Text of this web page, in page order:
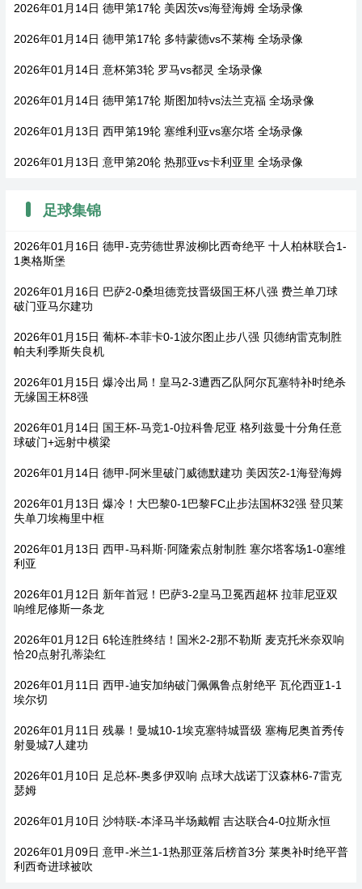
2026年01月14日 德甲第17轮 美因茨vs海登海姆 全场录像
2026年01月14日 德甲第17轮 多特蒙德vs不莱梅 全场录像
2026年01月14日 意杯第3轮 罗马vs都灵 全场录像
2026年01月14日 德甲第17轮 斯图加特vs法兰克福 全场录像
2026年01月13日 西甲第19轮 塞维利亚vs塞尔塔 全场录像
2026年01月13日 意甲第20轮 热那亚vs卡利亚里 全场录像
足球集锦
2026年01月16日 德甲-克劳德世界波柳比西奇绝平 十人柏林联合1-
1奥格斯堡
2026年01月16日 巴萨2-0桑坦德竞技晋级国王杯八强 费兰单刀球
破门亚马尔建功
2026年01月15日 葡杯-本菲卡0-1波尔图止步八强 贝德纳雷克制胜
帕夫利季斯失良机
2026年01月15日 爆冷出局！皇马2-3遭西乙队阿尔瓦塞特补时绝杀
无缘国王杯8强
2026年01月14日 国王杯-马竞1-0拉科鲁尼亚 格列兹曼十分角任意
球破门+远射中横梁
2026年01月14日 德甲-阿米里破门威德默建功 美因茨2-1海登海姆
2026年01月13日 爆冷！大巴黎0-1巴黎FC止步法国杯32强 登贝莱
失单刀埃梅里中框
2026年01月13日 西甲-马科斯·阿隆索点射制胜 塞尔塔客场1-0塞维
利亚
2026年01月12日 新年首冠！巴萨3-2皇马卫冕西超杯 拉菲尼亚双
响维尼修斯一条龙
2026年01月12日 6轮连胜终结！国米2-2那不勒斯 麦克托米奈双响
恰20点射孔蒂染红
2026年01月11日 西甲-迪安加纳破门佩佩鲁点射绝平 瓦伦西亚1-1
埃尔切
2026年01月11日 残暴！曼城10-1埃克塞特城晋级 塞梅尼奥首秀传
射曼城7人建功
2026年01月10日 足总杯-奥多伊双响 点球大战诺丁汉森林6-7雷克
瑟姆
2026年01月10日 沙特联-本泽马半场戴帽 吉达联合4-0拉斯永恒
2026年01月09日 意甲-米兰1-1热那亚落后榜首3分 莱奥补时绝平普
利西奇进球被吹